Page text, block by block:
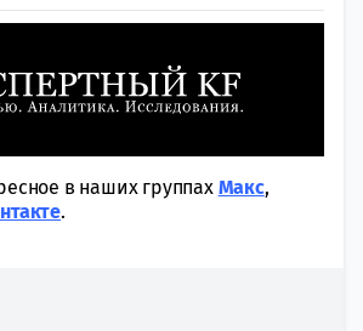
в наших группах Макс,
.